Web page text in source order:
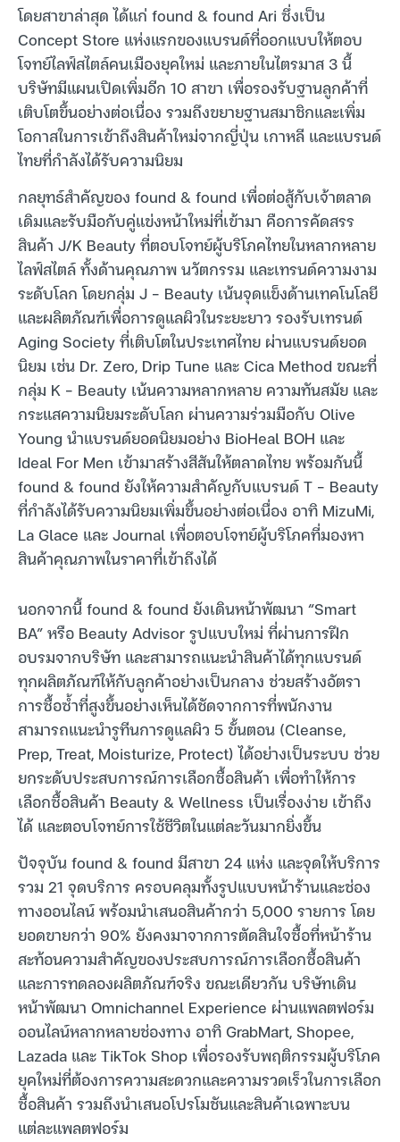
โดยสาขาล่าสุด ได้แก่ found & found Ari ซึ่งเป็น
Concept Store แห่งแรกของแบรนด์ที่ออกแบบให้ตอบ
โจทย์ไลฟ์สไตล์คนเมืองยุคใหม่ และภายในไตรมาส 3 นี้
บริษัทมีแผนเปิดเพิ่มอีก 10 สาขา เพื่อรองรับฐานลูกค้าที่
เติบโตขึ้นอย่างต่อเนื่อง รวมถึงขยายฐานสมาชิกและเพิ่ม
โอกาสในการเข้าถึงสินค้าใหม่จากญี่ปุ่น เกาหลี และแบรนด์
ไทยที่กำลังได้รับความนิยม
กลยุทธ์สำคัญของ found & found เพื่อต่อสู้กับเจ้าตลาด
เดิมและรับมือกับคู่แข่งหน้าใหม่ที่เข้ามา คือการคัดสรร
สินค้า J/K Beauty ที่ตอบโจทย์ผู้บริโภคไทยในหลากหลาย
ไลฟ์สไตล์ ทั้งด้านคุณภาพ นวัตกรรม และเทรนด์ความงาม
ระดับโลก โดยกลุ่ม J – Beauty เน้นจุดแข็งด้านเทคโนโลยี
และผลิตภัณฑ์เพื่อการดูแลผิวในระยะยาว รองรับเทรนด์
Aging Society ที่เติบโตในประเทศไทย ผ่านแบรนด์ยอด
นิยม เช่น Dr. Zero, Drip Tune และ Cica Method ขณะที่
กลุ่ม K – Beauty เน้นความหลากหลาย ความทันสมัย และ
กระแสความนิยมระดับโลก ผ่านความร่วมมือกับ Olive
Young นำแบรนด์ยอดนิยมอย่าง BioHeal BOH และ
Ideal For Men เข้ามาสร้างสีสันให้ตลาดไทย พร้อมกันนี้
found & found ยังให้ความสำคัญกับแบรนด์ T – Beauty
ที่กำลังได้รับความนิยมเพิ่มขึ้นอย่างต่อเนื่อง อาทิ MizuMi,
La Glace และ Journal เพื่อตอบโจทย์ผู้บริโภคที่มองหา
สินค้าคุณภาพในราคาที่เข้าถึงได้
นอกจากนี้ found & found ยังเดินหน้าพัฒนา “Smart
BA” หรือ Beauty Advisor รูปแบบใหม่ ที่ผ่านการฝึก
อบรมจากบริษัท และสามารถแนะนำสินค้าได้ทุกแบรนด์
ทุกผลิตภัณฑ์ให้กับลูกค้าอย่างเป็นกลาง ช่วยสร้างอัตรา
การซื้อซ้ำที่สูงขึ้นอย่างเห็นได้ชัดจากการที่พนักงาน
สามารถแนะนำรูทีนการดูแลผิว 5 ขั้นตอน (Cleanse,
Prep, Treat, Moisturize, Protect) ได้อย่างเป็นระบบ ช่วย
ยกระดับประสบการณ์การเลือกซื้อสินค้า เพื่อทำให้การ
เลือกซื้อสินค้า Beauty & Wellness เป็นเรื่องง่าย เข้าถึง
ได้ และตอบโจทย์การใช้ชีวิตในแต่ละวันมากยิ่งขึ้น
ปัจจุบัน found & found มีสาขา 24 แห่ง และจุดให้บริการ
รวม 21 จุดบริการ ครอบคลุมทั้งรูปแบบหน้าร้านและช่อง
ทางออนไลน์ พร้อมนำเสนอสินค้ากว่า 5,000 รายการ โดย
ยอดขายกว่า 90% ยังคงมาจากการตัดสินใจซื้อที่หน้าร้าน
สะท้อนความสำคัญของประสบการณ์การเลือกซื้อสินค้า
และการทดลองผลิตภัณฑ์จริง ขณะเดียวกัน บริษัทเดิน
หน้าพัฒนา Omnichannel Experience ผ่านแพลตฟอร์ม
ออนไลน์หลากหลายช่องทาง อาทิ GrabMart, Shopee,
Lazada และ TikTok Shop เพื่อรองรับพฤติกรรมผู้บริโภค
ยุคใหม่ที่ต้องการความสะดวกและความรวดเร็วในการเลือก
ซื้อสินค้า รวมถึงนำเสนอโปรโมชันและสินค้าเฉพาะบน
แต่ละแพลตฟอร์ม